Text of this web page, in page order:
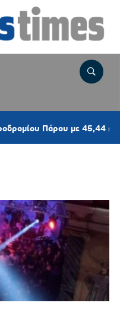
Πάρου με 45,44 εκατ. ευρώ